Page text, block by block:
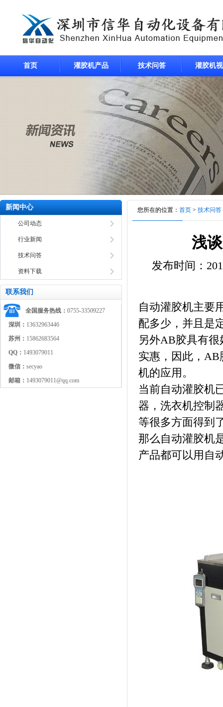
首页 灌胶机产品 技术问答 灌胶机
新闻中心
公司动态
行业新闻
技术问答
资料下载
联系我们
全国服务热线： 0755-33509227
深圳： 13632963446
苏州： 15862683564
QQ： 1493079011
微信： secyao
邮箱： 1493079011@qq.com
您所在的位置： 首页 > 技术问答
浅
发布时间：
自动灌胶机主要
配多少，并且是
另外AB胶具有
实惠，因此，
机的应用。
当前自动灌胶机
器，洗衣机控制
等很多方面得到
那么自动灌胶机
产品都可以用自